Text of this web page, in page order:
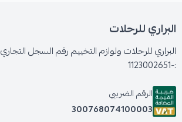
البراري للرحلات
البراري للرحلات ولوازم التخييم رقم السجل التجاري
:-1123002651
الرقم الضريبي
300768074100003